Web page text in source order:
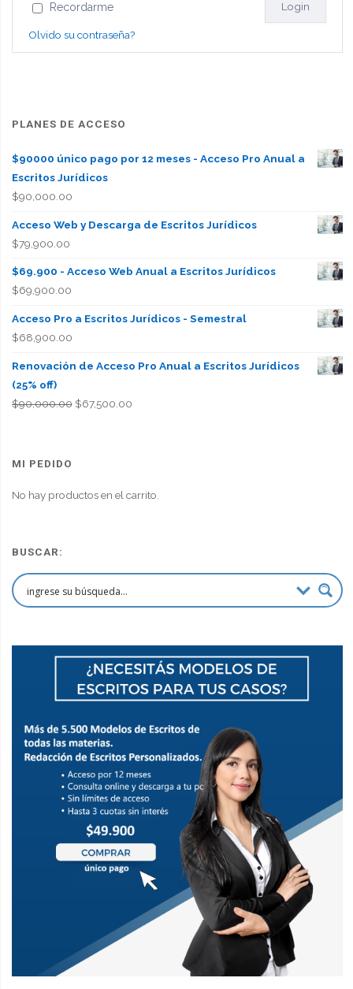
Recordarme
Olvido su contraseña?
PLANES DE ACCESO
$90000 único pago por 12 meses - Acceso Pro Anual a
Escritos Jurídicos
$90,000.00
Acceso Web y Descarga de Escritos Jurídicos
$79,900.00
$69.900 - Acceso Web Anual a Escritos Jurídicos
$69,900.00
Acceso Pro a Escritos Jurídicos - Semestral
$68,900.00
Renovación de Acceso Pro Anual a Escritos Jurídicos
(25% off)
$90,000.00 El
$67,500.00El
MI PEDIDO
No hay productos en el carrito.
BUSCAR: